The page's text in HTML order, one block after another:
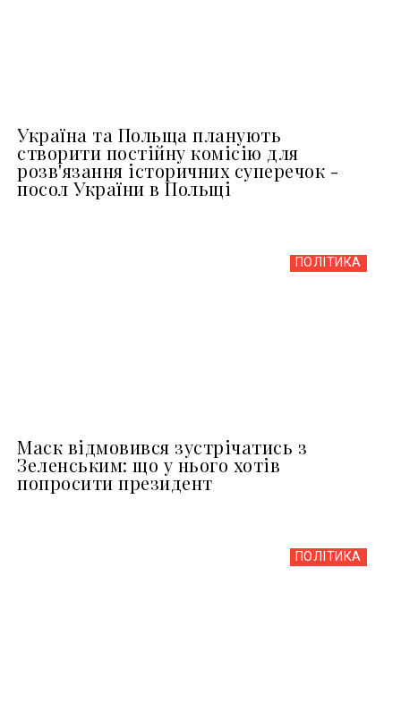
Україна та Польща планують
створити постійну комісію для
розв'язання історичних суперечок -
посол України в Польщі
ПОЛІТИКА
Маск відмовився зустрічатись з
Зеленським: що у нього хотів
попросити президент
ПОЛІТИКА